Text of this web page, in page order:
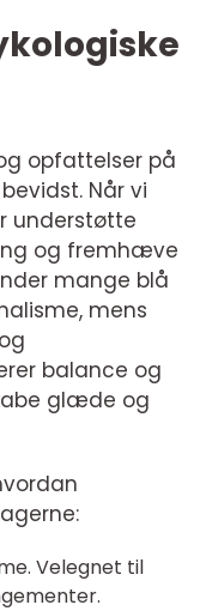
opfattelser på
Når vi
understøtte
og fremhæve
mange blå
mens
balance og
glæde og
Velegnet til